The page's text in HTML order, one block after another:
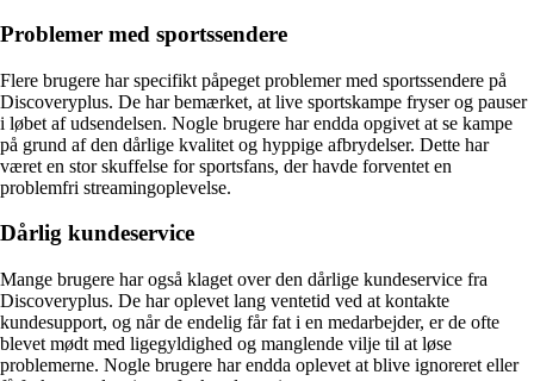
Problemer med sportssendere
Flere brugere har specifikt påpeget problemer med sportssendere på
Discoveryplus. De har bemærket, at live sportskampe fryser og pauser
i løbet af udsendelsen. Nogle brugere har endda opgivet at se kampe
på grund af den dårlige kvalitet og hyppige afbrydelser. Dette har
været en stor skuffelse for sportsfans, der havde forventet en
problemfri streamingoplevelse.
Dårlig kundeservice
Mange brugere har også klaget over den dårlige kundeservice fra
Discoveryplus. De har oplevet lang ventetid ved at kontakte
kundesupport, og når de endelig får fat i en medarbejder, er de ofte
blevet mødt med ligegyldighed og manglende vilje til at løse
problemerne. Nogle brugere har endda oplevet at blive ignoreret eller